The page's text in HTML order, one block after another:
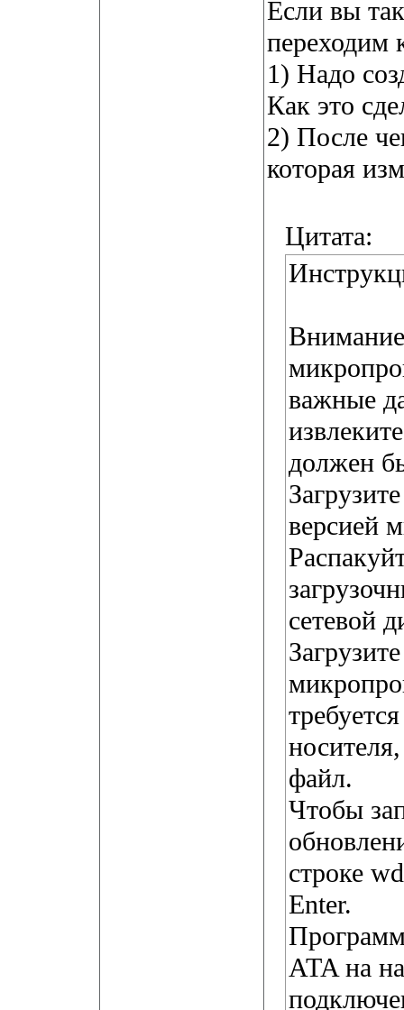
Если вы
переходим
1) Надо
Как это
2) После
которая
Цитата:
важные
должен
версией
сетевой
файл.
Чтобы
строке
Enter.
ATA на